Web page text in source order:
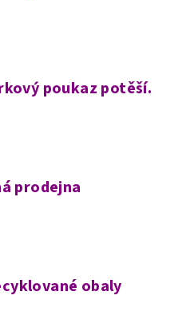
poukaz potěší.
prodejna
obaly